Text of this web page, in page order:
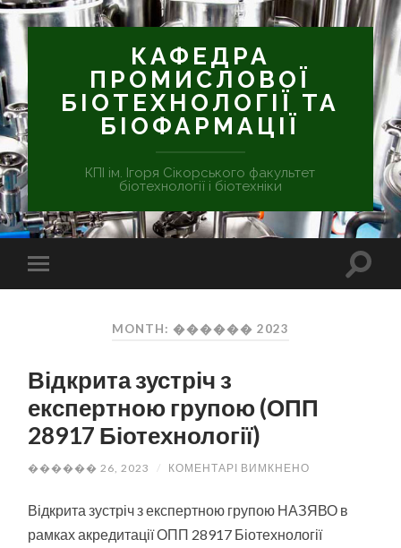
КАФЕДРА
ПРОМИСЛОВОЇ
БІОТЕХНОЛОГІЇ ТА
БІОФАРМАЦІЇ
КПІ ім. Ігоря Сікорського факультет
біотехнології і біотехніки
MONTH: ������ 2023
Відкрита зустріч з
експертною групою (ОПП
28917 Біотехнології)
������ 26, 2023 / КОМЕНТАРІ ВИМКНЕНО
З
ГРУПОЮ
Відкрита зустріч з експертною групою НАЗЯВО в
рамках акредитації ОПП 28917 Біотехнології